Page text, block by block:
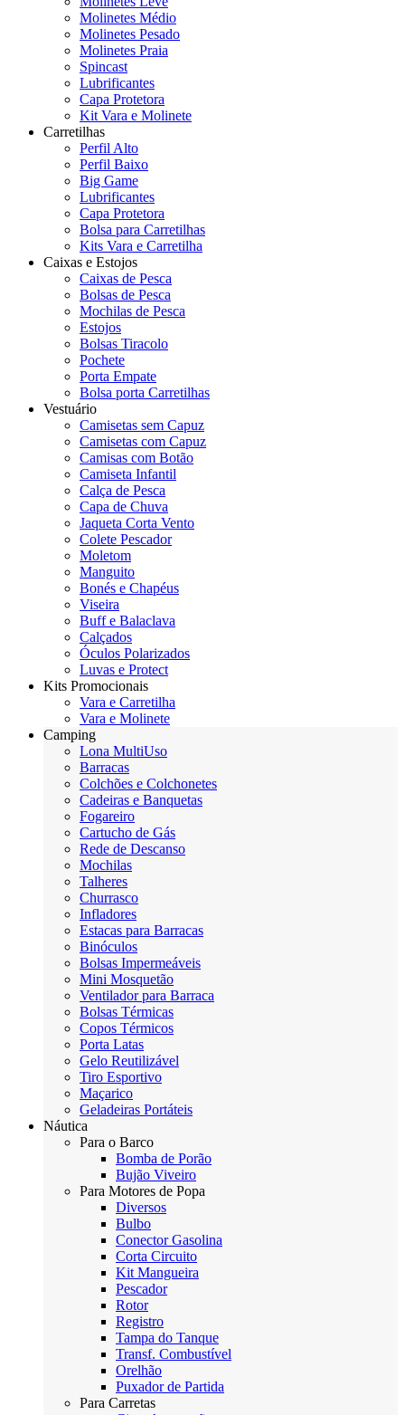
Molinetes Médio
Molinetes Pesado
Molinetes Praia
Spincast
Lubrificantes
Capa Protetora
Kit Vara e Molinete
Carretilhas
Perfil Alto
Perfil Baixo
Big Game
Lubrificantes
Capa Protetora
Bolsa para Carretilhas
Kits Vara e Carretilha
Caixas e Estojos
Caixas de Pesca
Bolsas de Pesca
Mochilas de Pesca
Estojos
Bolsas Tiracolo
Pochete
Porta Empate
Bolsa porta Carretilhas
Vestuário
Camisetas sem Capuz
Camisetas com Capuz
Camisas com Botão
Camiseta Infantil
Calça de Pesca
Capa de Chuva
Jaqueta Corta Vento
Colete Pescador
Moletom
Manguito
Bonés e Chapéus
Viseira
Buff e Balaclava
Calçados
Óculos Polarizados
Luvas e Protect
Kits Promocionais
Vara e Carretilha
Vara e Molinete
Camping
Lona MultiUso
Barracas
Colchões e Colchonetes
Cadeiras e Banquetas
Fogareiro
Cartucho de Gás
Rede de Descanso
Mochilas
Talheres
Churrasco
Infladores
Estacas para Barracas
Binóculos
Bolsas Impermeáveis
Mini Mosquetão
Ventilador para Barraca
Bolsas Térmicas
Copos Térmicos
Porta Latas
Gelo Reutilizável
Tiro Esportivo
Maçarico
Geladeiras Portáteis
Náutica
Para o Barco
Bomba de Porão
Bujão Viveiro
Para Motores de Popa
Diversos
Bulbo
Conector Gasolina
Corta Circuito
Kit Mangueira
Pescador
Rotor
Registro
Tampa do Tanque
Transf. Combustível
Orelhão
Puxador de Partida
Para Carretas